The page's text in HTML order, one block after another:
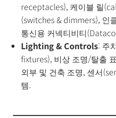
receptacles), 케이블 릴
(switches & dimmers), 인
통신용 커넥티비티
Lighting & Controls: 주
fixtures), 비상 조명/탈출
외부 및 건축 조명, 센서
템.